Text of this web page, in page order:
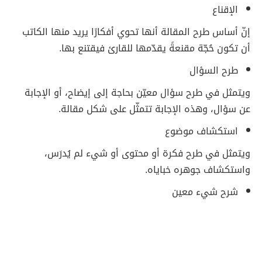
الإقناع
إنّ أساس طرح المقالة أنها تحوي أفكارًا يريد منها الكاتب
أن تكون حُجّة مقنعةً يقدّمها للقارئ فيقتنع بها.
طرح السؤال
ويتمثل في طرح سؤال معيّن بحاجة إلى إيضاح، أو الإجابة
عن سؤال، وهذه الإجابة تتمثّل على شكل مقالة.
استكشاف موضوع
ويتمثل في طرح فكرة أو محتوى أو شيء لم يُدرَس،
واستكشاف جوهره خباياه.
شرح شيء معين